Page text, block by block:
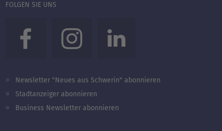
FOLGEN SIE UNS
Newsletter "Neues aus Schwerin" abonnieren
Stadtanzeiger abonnieren
Business Newsletter abonnieren